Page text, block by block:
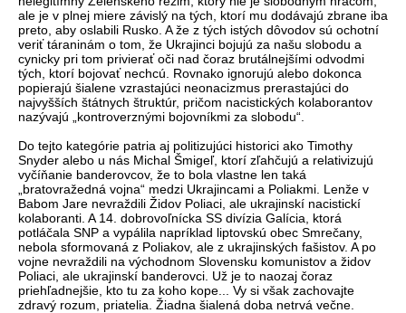
ale je v plnej miere závislý na tých, ktorí mu dodávajú zbrane iba
preto, aby oslabili Rusko. A že z tých istých dôvodov sú ochotní
veriť táraninám o tom, že Ukrajinci bojujú za našu slobodu a
cynicky pri tom privierať oči nad čoraz brutálnejšími odvodmi
tých, ktorí bojovať nechcú. Rovnako ignorujú alebo dokonca
popierajú šialene vzrastajúci neonacizmus prerastajúci do
najvyšších štátnych štruktúr, pričom nacistických kolaborantov
nazývajú „kontroverznými bojovníkmi za slobodu“.
Do tejto kategórie patria aj politizujúci historici ako Timothy
Snyder alebo u nás Michal Šmigeľ, ktorí zľahčujú a relativizujú
vyčíňanie banderovcov, že to bola vlastne len taká
„bratovražedná vojna“ medzi Ukrajincami a Poliakmi. Lenže v
Babom Jare nevraždili Židov Poliaci, ale ukrajinskí nacistickí
kolaboranti. A 14. dobrovoľnícka SS divízia Galícia, ktorá
potláčala SNP a vypálila napríklad liptovskú obec Smrečany,
nebola sformovaná z Poliakov, ale z ukrajinských fašistov. A po
vojne nevraždili na východnom Slovensku komunistov a židov
Poliaci, ale ukrajinskí banderovci. Už je to naozaj čoraz
priehľadnejšie, kto tu za koho kope... Vy si však zachovajte
zdravý rozum, priatelia. Žiadna šialená doba netrvá večne.